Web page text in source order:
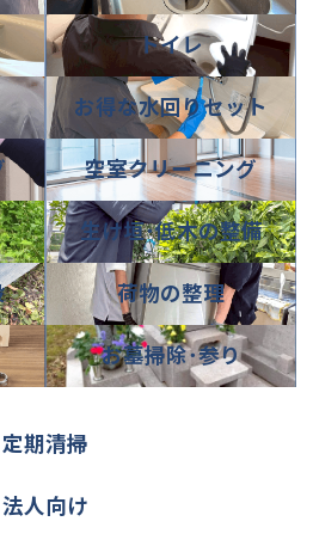
ー
リ
ン
ク
トイレ
カ
バ
ー
リ
ン
ク
お得な水回りセット
カ
バ
ー
ン
ク
空室クリーニング
カ
バ
ー
リ
ン
ク
生け垣･低木の整備
カ
バ
ー
リ
ン
ク
荷物の整理
バ
ー
リ
ン
ク
お墓掃除･参り
カ
バ
ー
ン
ク
定期清掃
法人向け